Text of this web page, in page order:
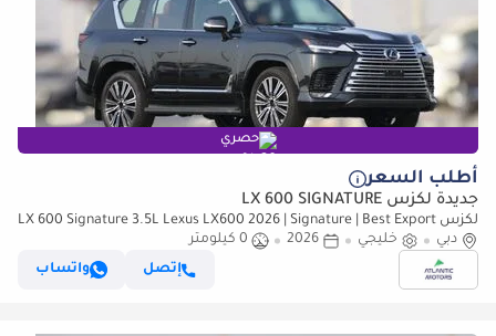
حصري
أطلب السعر
جديدة لكزس LX 600 SIGNATURE
لكزس LX 600 Signature 3.5L Lexus LX600 2026 | Signature | Best Export
Priceدبي خليجي 2026
0 كيلومتر
إتصل
واتساب